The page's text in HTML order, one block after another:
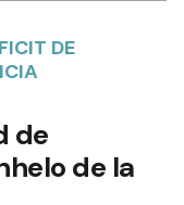
DE
de
de la